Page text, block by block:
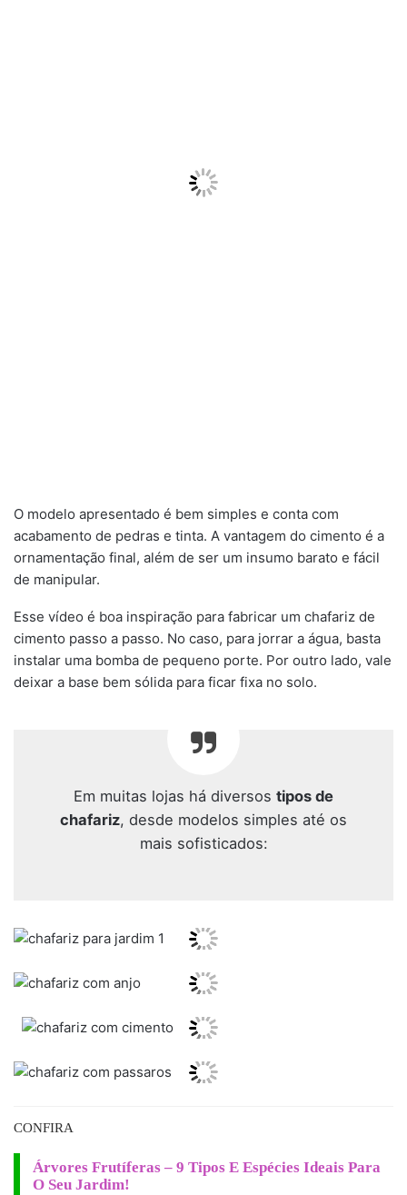
O modelo apresentado é bem simples e conta com
acabamento de pedras e tinta. A vantagem do cimento é a
ornamentação final, além de ser um insumo barato e fácil
de manipular.
Esse vídeo é boa inspiração para fabricar um chafariz de
cimento passo a passo. No caso, para jorrar a água, basta
instalar uma bomba de pequeno porte. Por outro lado, vale
deixar a base bem sólida para ficar fixa no solo.
Em muitas lojas há diversos tipos de
chafariz, desde modelos simples até os
mais sofisticados:
CONFIRA
Árvores Frutíferas – 9 Tipos E Espécies Ideais Para
O Seu Jardim!